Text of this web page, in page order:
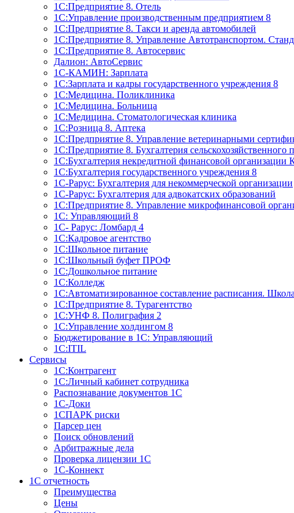
1С:Предприятие 8. Отель
1C:Управление производственным предприятием 8
1C:Предприятие 8. Такси и аренда автомобилей
1С:Предприятие 8. Управление Автотранспортом.
1C:Предприятие 8. Автосервис
Далион: АвтоСервис
1С-КАМИН: Зарплата
1С:Зарплата и кадры государственного учреждения 8
1С:Медицина. Поликлиника
1С:Медицина. Больница
1С:Медицина. Стоматологическая клиника
1С:Розница 8. Аптека
1C:Предприятие 8. Управление ветеринарными
1С:Предприятие 8. Бухгалтерия сельскохозяйственного
1C:Бухгалтерия некредитной финансовой
1С:Бухгалтерия государственного учреждения 8
1С-Рарус: Бухгалтерия для некоммерческой организации
1С-Рарус: Бухгалтерия для адвокатских образований
1С:Предприятие 8. Управление микрофинансовой
1С: Управляющий 8
1С- Рарус: Ломбард 4
1С:Кадровое агентство
1С:Школьное питание
1С:Школьный буфет ПРОФ
1C:Дошкольное питание
1С:Колледж
1С:Автоматизированное составление расписания. Школа
1С:Предприятие 8. Турагентство
1С:УНФ 8. Полиграфия 2
1С:Управление холдингом 8
Бюджетирование в 1С: Управляющий
1С:ITIL
Сервисы
1C:Контрагент
1С:Личный кабинет сотрудника
Распознавание документов 1С
1С-Доки
1CПАРК риски
Парсер цен
Поиск обновлений
Арбитражные дела
Проверка лицензии 1С
1С-Коннект
1C отчетность
Преимущества
Цены